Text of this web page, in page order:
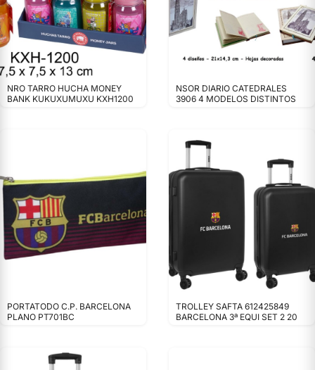
NRO TARRO HUCHA MONEY
BANK KUKUXUMUXU KXH1200
NSOR DIARIO CATEDRALES
3906 4 MODELOS DISTINTOS
PORTATODO C.P. BARCELONA
PLANO PT701BC
TROLLEY SAFTA 612425849
BARCELONA 3ª EQUI SET 2 20